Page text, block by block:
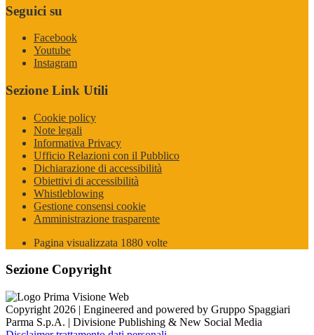
Seguici su
Facebook
Youtube
Instagram
Sezione Link Utili
Cookie policy
Note legali
Informativa Privacy
Ufficio Relazioni con il Pubblico
Dichiarazione di accessibilità
Obiettivi di accessibilità
Whistleblowing
Gestione consensi cookie
Amministrazione trasparente
Pagina visualizzata 1880 volte
Sezione Copyright
Copyright 2026 | Engineered and powered by Gruppo Spaggiari
Parma S.p.A. | Divisione Publishing & New Social Media